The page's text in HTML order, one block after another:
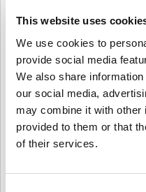
This website uses
We use cookies to
provide social media
We also share
our social media,
may combine it with other
provided to them or that
of their services.
La nostra Live Chat (24/7) e il
sono sempre disponibili in
riguardo al codice di Dying
Il nostro sistema di acquisto
non contiene alcun modulo
richiede solamente un
valido, così da rendere il
Hellraid PC (STEAM) WW da